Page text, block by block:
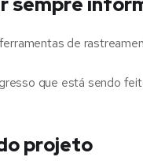
de
que está sendo
projeto